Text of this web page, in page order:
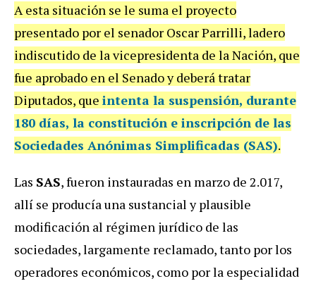
A esta situación se le suma el proyecto
presentado por el senador Oscar Parrilli, ladero
indiscutido de la vicepresidenta de la Nación, que
fue aprobado en el Senado y deberá tratar
Diputados, que intenta la suspensión, durante
180 días, la constitución e inscripción de las
Sociedades Anónimas Simplificadas (SAS).
Las SAS, fueron instauradas en marzo de 2.017,
allí se producía una sustancial y plausible
modificación al régimen jurídico de las
sociedades, largamente reclamado, tanto por los
operadores económicos, como por la especialidad